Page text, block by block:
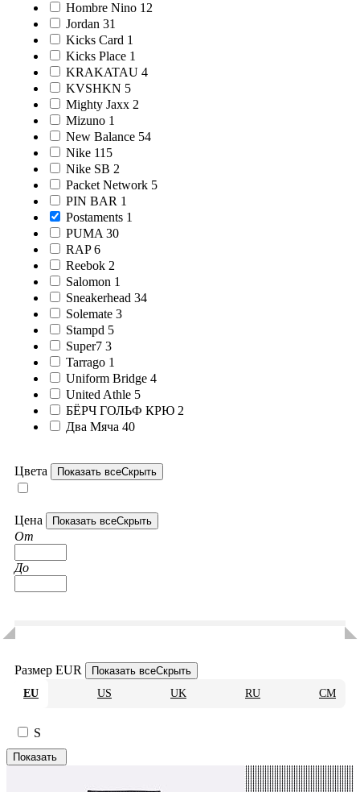
Hombre Nino 12
Jordan 31
Kicks Card 1
Kicks Place 1
KRAKATAU 4
KVSHKN 5
Mighty Jaxx 2
Mizuno 1
New Balance 54
Nike 115
Nike SB 2
Packet Network 5
PIN BAR 1
Postaments 1
PUMA 30
RAP 6
Reebok 2
Salomon 1
Sneakerhead 34
Solemate 3
Stampd 5
Super7 3
Tarrago 1
Uniform Bridge 4
United Athle 5
БЁРЧ ГОЛЬФ КРЮ 2
Два Мяча 40
Цвета Показать всеСкрыть
Цена Показать всеСкрыть
От
До
Размер EUR Показать всеСкрыть
EU
US UK RU CM
S